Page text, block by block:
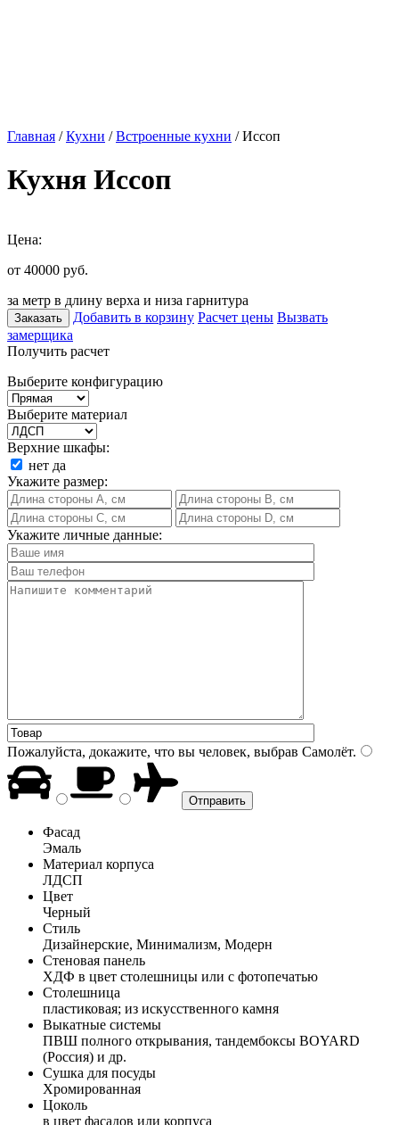
Главная /Кухни /Встроенные кухни / Иссоп
Кухня Иссоп
Цена:
от 40000 руб.
за метр в длину верха и низа гарнитура
Заказать Добавить в корзину Расчет цены Вызвать
замерщика
Получить расчет
Выберите конфигурацию
Выберите материал
Верхние шкафы:
нет да
Укажите размер:
Укажите личные данные:
Пожалуйста, докажите, что вы человек, выбрав Самолёт.
Фасад
Эмаль
Материал корпуса
ЛДСП
Цвет
Черный
Стиль
Дизайнерские, Минимализм, Модерн
Стеновая панель
ХДФ в цвет столешницы или с фотопечатью
Столешница
пластиковая; из искусственного камня
Выкатные системы
ПВШ полного открывания, тандембоксы BOYARD
(Россия) и др.
Сушка для посуды
Хромированная
Цоколь
в цвет фасадов или корпуса